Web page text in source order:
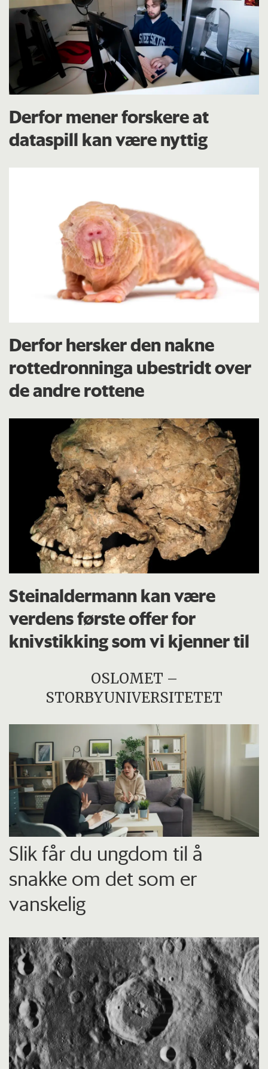
Derfor mener forskere at
dataspill kan være nyttig
Derfor hersker den nakne
rottedronninga ubestridt over
de andre rottene
Steinaldermann kan være
verdens første offer for
knivstikking som vi kjenner til
OSLOMET –
STORBYUNIVERSITETET
Slik får du ungdom til å
snakke om det som er
vanskelig